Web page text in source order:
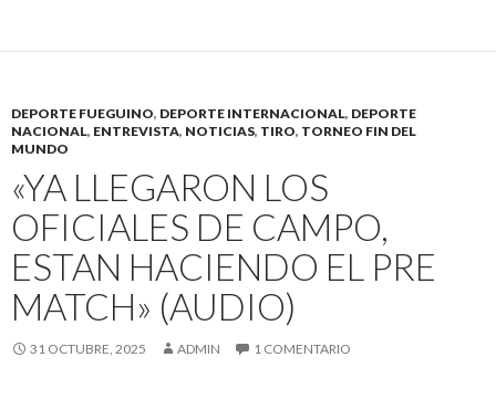
DEPORTE FUEGUINO, DEPORTE INTERNACIONAL, DEPORTE
NACIONAL, ENTREVISTA, NOTICIAS, TIRO, TORNEO FIN DEL
MUNDO
«YA LLEGARON LOS
OFICIALES DE CAMPO,
ESTAN HACIENDO EL PRE
MATCH» (AUDIO)
31 OCTUBRE, 2025 ADMIN 1 COMENTARIO